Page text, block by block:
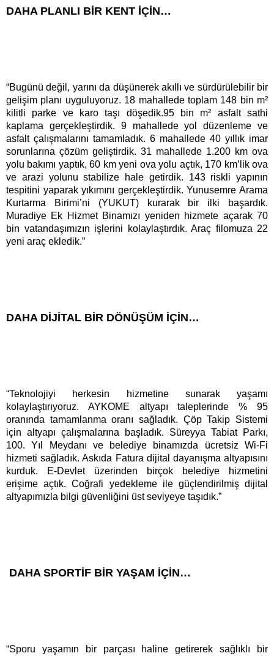
DAHA PLANLI BİR KENT İÇİN…
“Bugünü değil, yarını da düşünerek akıllı ve sürdürülebilir bir
gelişim planı uyguluyoruz. 18 mahallede toplam 148 bin m²
kilitli parke ve karo taşı döşedik.95 bin m² asfalt sathi
kaplama gerçekleştirdik. 9 mahallede yol düzenleme ve
asfalt çalışmalarını tamamladık. 6 mahallede 40 yıllık imar
sorunlarına çözüm geliştirdik. 31 mahallede 1.200 km ova
yolu bakımı yaptık, 60 km yeni ova yolu açtık, 170 km’lik ova
ve arazi yolunu stabilize hale getirdik. 143 riskli yapının
tespitini yaparak yıkımını gerçekleştirdik. Yunusemre Arama
Kurtarma Birimi’ni (YUKUT) kurarak bir ilki başardık.
Muradiye Ek Hizmet Binamızı yeniden hizmete açarak 70
bin vatandaşımızın işlerini kolaylaştırdık. Araç filomuza 22
yeni araç ekledik.”
DAHA DİJİTAL BİR DÖNÜŞÜM İÇİN…
“Teknolojiyi herkesin hizmetine sunarak yaşamı
kolaylaştırıyoruz. AYKOME altyapı taleplerinde % 95
oranında tamamlanma oranı sağladık. Çöp Takip Sistemi
için altyapı çalışmalarına başladık. Süreyya Tabiat Parkı,
100. Yıl Meydanı ve belediye binamızda ücretsiz Wi-Fi
hizmeti sağladık. Askıda Fatura dijital dayanışma altyapısını
kurduk. E-Devlet üzerinden birçok belediye hizmetini
erişime açtık. Coğrafi yedekleme ile güçlendirilmiş dijital
altyapımızla bilgi güvenliğini üst seviyeye taşıdık.”
DAHA SPORTİF BİR YAŞAM İÇİN…
“Sporu yaşamın bir parçası haline getirerek sağlıklı bir